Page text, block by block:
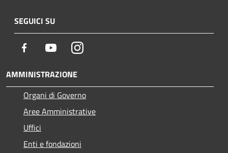
SEGUICI SU
Facebook YoutubeInstagram
AMMINISTRAZIONE
Organi di Governo
Aree Amministrative
Uffici
Enti e fondazioni